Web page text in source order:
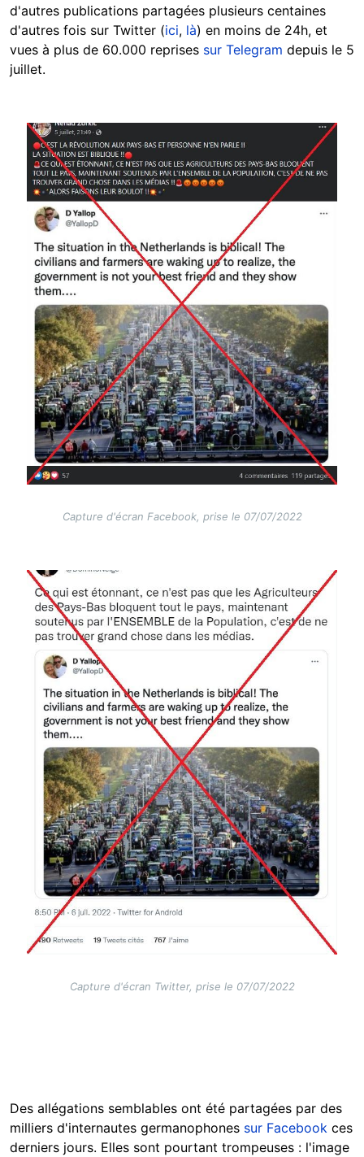
d'autres publications partagées plusieurs centaines
d'autres fois sur Twitter (ici, là) en moins de 24h, et
vues à plus de 60.000 reprises sur Telegram depuis le 5
juillet.
Image
Capture d'écran Facebook, prise le 07/07/2022
Image
Capture d'écran Twitter, prise le 07/07/2022
Des allégations semblables ont été partagées par des
milliers d'internautes germanophones sur Facebook ces
derniers jours. Elles sont pourtant trompeuses : l'image